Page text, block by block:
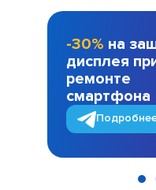
-30% на
дисплея
ремонте
смартфона